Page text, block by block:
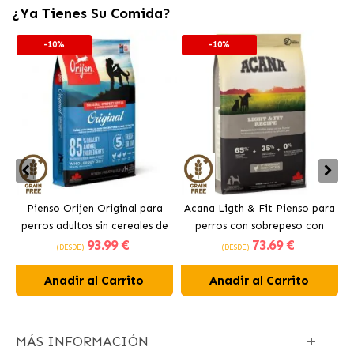
¿Ya Tienes Su Comida?
-10%
Pienso Orijen Original para
perros adultos sin cereales de
pollo
(DESDE) 93.99 €
Añadir al Carrito
-10%
Acana Ligth & Fit Pienso para
perros con sobrepeso con
pollo fresco
(DESDE) 73.69 €
Añadir al Carrito
MÁS INFORMACIÓN